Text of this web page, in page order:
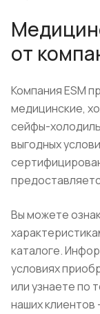
от
Компания ESM
медицинские,
сейфы-
выгодных
Вы можете
каталоге.
условиях
или узнаете по
наших клиентов